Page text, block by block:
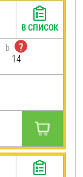
b
?
14
В СПИСОК